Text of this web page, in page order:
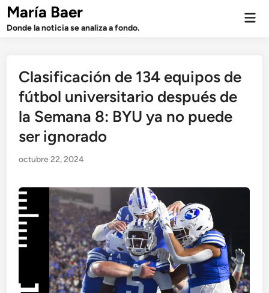
Saltar
contenido
María Baer
Donde la noticia se analiza a fondo.
Clasificación de 134 equipos de
fútbol universitario después de
la Semana 8: BYU ya no puede
ser ignorado
octubre 22, 2024